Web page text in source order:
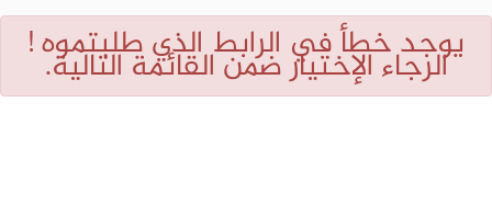
يوجد خطأ في الرابط الذي طلبتموه !
الرجاء الإختيار ضمن القائمة التالية.